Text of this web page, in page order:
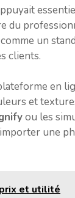
du
un
clients.
en
et
ou les
une
et utilité